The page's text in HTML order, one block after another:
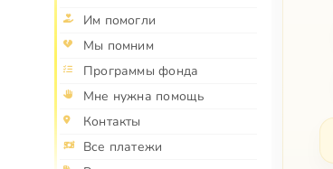
Им помогли
Мы помним
Программы фонда
Мне нужна помощь
Контакты
Все платежи